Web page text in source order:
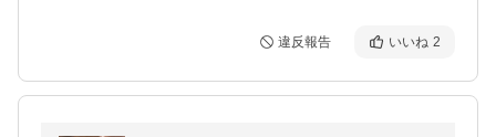
違反報告 いいね 2